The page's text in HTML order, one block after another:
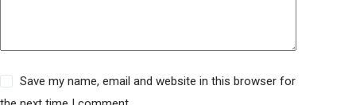
Save my name, email and website in this browser for